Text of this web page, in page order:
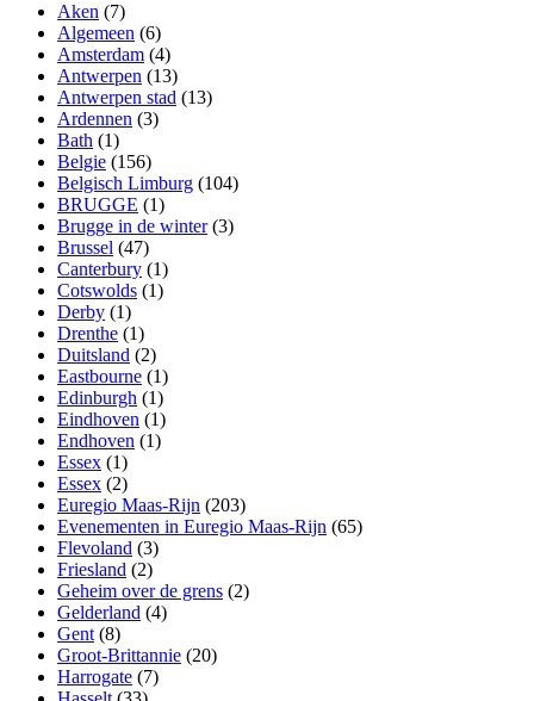
Aken (7)
Algemeen (6)
Amsterdam (4)
Antwerpen (13)
Antwerpen stad (13)
Ardennen (3)
Bath (1)
Belgie (156)
Belgisch Limburg (104)
BRUGGE (1)
Brugge in de winter(3)
Brussel (47)
Canterbury (1)
Cotswolds (1)
Derby (1)
Drenthe (1)
Duitsland (2)
Eastbourne (1)
Edinburgh (1)
Eindhoven (1)
Endhoven (1)
Essex (1)
Essex (2)
Euregio Maas-Rijn (203)
Evenementen in Euregio Maas-Rijn (65)
Flevoland (3)
Friesland (2)
Geheim over de grens (2)
Gelderland (4)
Gent (8)
Groot-Brittannie (20)
Harrogate (7)